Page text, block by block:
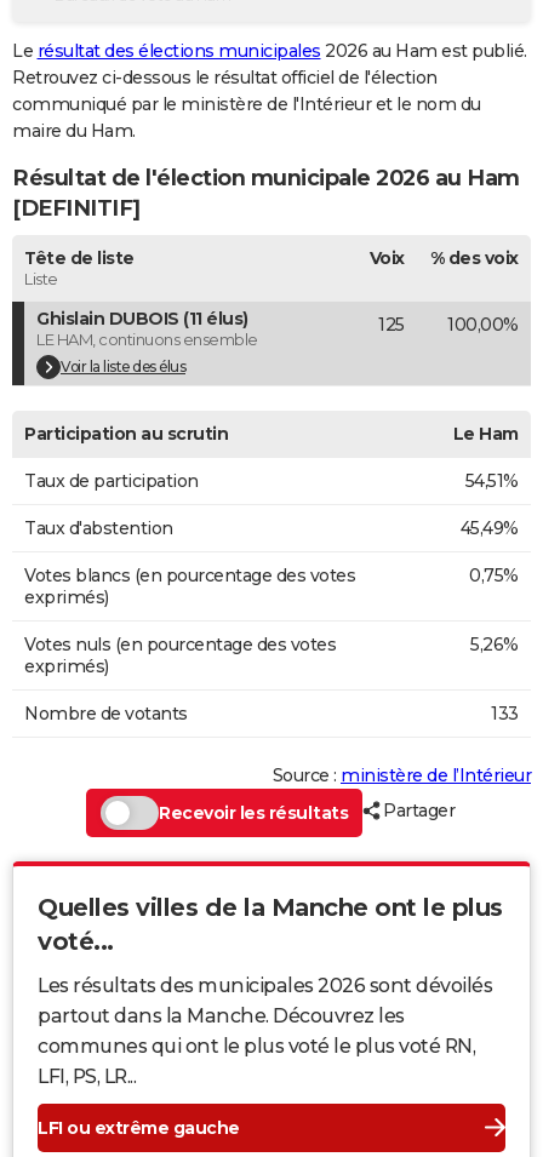
GUIDES D'ACHAT
BONS PLANS
CARTE DE VOEUX
Carte de Noël
Carte Bonne année
Carte Saint-Valentin
Carte Pâques
Carte d'anniversaire
DICTIONNAIRE
Dictionnaire
Biographies
Citations
Expressions
Proverbes
PROGRAMME TV
COPAINS D'AVANT
S'inscrire
Se connecter
Lycées
Collèges
Primaires
Universités
Entreprises
Service militaire
Avis de recherche
AVIS DE DÉCÈS
FORUM
Le résultat des élections municipales 2026 au Ham est publié.
Retrouvez ci-dessous le résultat officiel de l'élection
communiqué par le ministère de l'Intérieur et le nom du
maire du Ham.
Résultat de l'élection municipale 2026 au Ham
[DEFINITIF]
Tête de liste
Liste
Voix % des voix
Ghislain DUBOIS (11 élus)
LE HAM, continuons ensemble
Voir la liste des élus
125 100,00%
Participation au scrutin Le Ham
Taux de participation 54,51%
Taux d'abstention 45,49%
Votes blancs (en pourcentage des votes
exprimés)
0,75%
Votes nuls (en pourcentage des votes
exprimés)
5,26%
Nombre de votants 133
Source : ministère de l’Intérieur
Recevoir les résultats
Partager
Quelles villes de la Manche ont le plus
voté...
Les résultats des municipales 2026 sont dévoilés
partout dans la Manche. Découvrez les
communes qui ont le plus voté le plus voté RN,
LFI, PS, LR...
LFI ou extrême gauche